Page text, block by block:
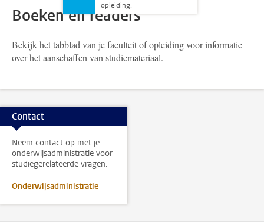
opleiding.
Boeken en readers
Bekijk het tabblad van je faculteit of opleiding voor informatie
over het aanschaffen van studiemateriaal.
Contact
Neem contact op met je
onderwijsadministratie voor
studiegerelateerde vragen.
Onderwijsadministratie